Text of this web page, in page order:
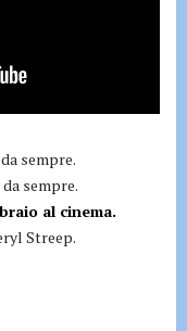
sempre.
sempre.
al cinema.
Streep.